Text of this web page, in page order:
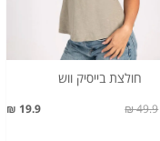
חולצת בייסיק ווש
19.9 ₪ 49.9 ₪